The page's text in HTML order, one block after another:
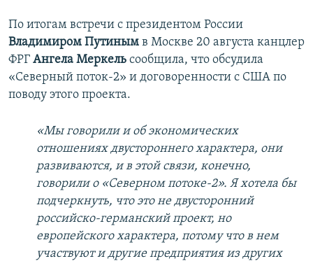
По итогам встречи с президентом России
Владимиром Путиным в Москве 20 августа канцлер
ФРГ Ангела Меркель сообщила, что обсудила
«Северный поток-2» и договоренности с США по
поводу этого проекта.
«Мы говорили и об экономических
отношениях двустороннего характера, они
развиваются, и в этой связи, конечно,
говорили о «Северном потоке-2». Я хотела бы
подчеркнуть, что это не двусторонний
российско-германский проект, но
европейского характера, потому что в нем
участвуют и другие предприятия из других